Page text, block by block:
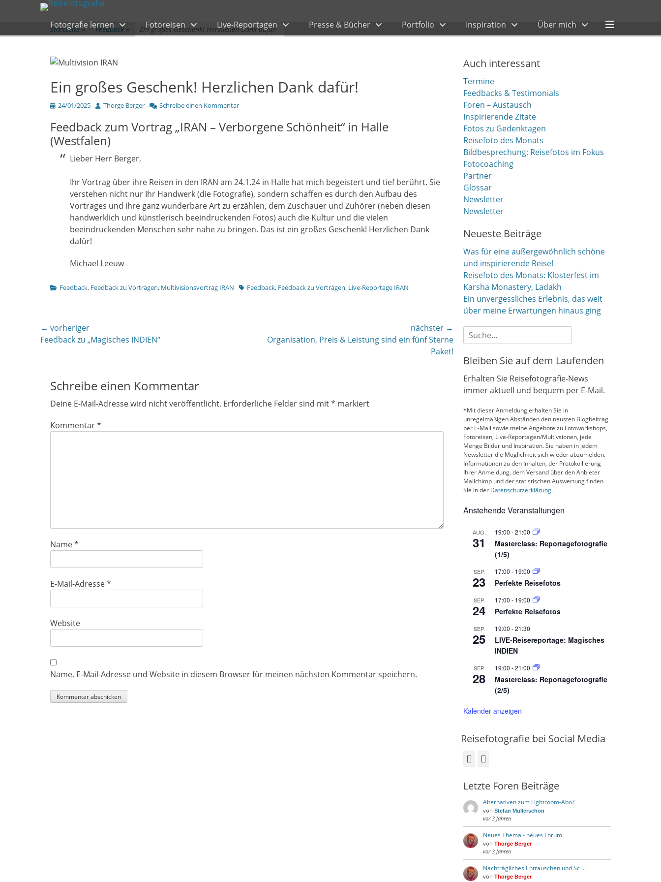
zum
überspringen
Primärmenü
Fotografie lernen Fotoreisen Live-Reportagen Presse & Bücher Portfolio Inspiration Über mich
Header
Toggle
Startseite » Feedback » Ein großes Geschenk! Herzlichen Dank dafür!
Ein großes Geschenk! Herzlichen Dank dafür!
Veröffentlicht
24/01/2025 Author
Thorge Berger Schreibe einen Kommentar
Feedback zum Vortrag „IRAN – Verborgene Schönheit“ in Halle
(Westfalen)
Lieber Herr Berger,
Ihr Vortrag über ihre Reisen in den IRAN am 24.1.24 in Halle hat mich begeistert und tief berührt. Sie
verstehen nicht nur Ihr Handwerk (die Fotografie), sondern schaffen es durch den Aufbau des
Vortrages und ihre ganz wunderbare Art zu erzählen, dem Zuschauer und Zuhörer (neben diesen
handwerklich und künstlerisch beeindruckenden Fotos) auch die Kultur und die vielen
beeindruckenden Menschen sehr nahe zu bringen. Das ist ein großes Geschenk! Herzlichen Dank
dafür!
Michael Leeuw
Kategorien
Feedback, Feedback zu Vorträgen, Multivisionsvortrag IRAN TagsFeedback, Feedback zu Vorträgen, Live-Reportage IRAN
Beitragsnavigation
← vorheriger
Vorheriger
Feedback zu „Magisches INDIEN“
nächster →
nächsterOrganisation, Preis & Leistung sind ein fünf Sterne
Paket!
Schreibe einen Kommentar
Deine E-Mail-Adresse wird nicht veröffentlicht. Erforderliche Felder sind mit* markiert
Kommentar*
Name*
E-Mail-Adresse*
Website
Name, E-Mail-Adresse und Website in diesem Browser für meinen nächsten Kommentar speichern.
Auch interessant
Termine
Feedbacks & Testimonials
Foren – Austausch
Inspirierende Zitate
Fotos zu Gedenktagen
Reisefoto des Monats
Bildbesprechung: Reisefotos im Fokus
Fotocoaching
Partner
Glossar
Newsletter
Newsletter
Neueste Beiträge
Was für eine außergewöhnlich schöne
und inspirierende Reise!
Reisefoto des Monats: Klosterfest im
Karsha Monastery, Ladakh
Ein unvergessliches Erlebnis, das weit
über meine Erwartungen hinaus ging
Suche
nach:
Bleiben Sie auf dem Laufenden
Erhalten Sie Reisefotografie-News
immer aktuell und bequem per E-Mail.
*Mit dieser Anmeldung erhalten Sie in
unregelmäßigen Abständen den neusten Blogbeitrag
per E-Mail sowie meine Angebote zu Fotoworkshops,
Fotoreisen, Live-Reportagen/Multivsionen, jede
Menge Bilder und Inspiration. Sie haben in jedem
Newsletter die Möglichkeit sich wieder abzumelden.
Informationen zu den Inhalten, der Protokollierung
Ihrer Anmeldung, dem Versand über den Anbieter
Mailchimp und der statistischen Auswertung finden
Sie in der Datenschutzerklärung.
Anstehende Veranstaltungen
AUG.
31
19:00 -21:00
Masterclass: Reportagefotografie
(1/5)
SEP.
23
17:00 - 19:00
Perfekte Reisefotos
SEP.
24
17:00 - 19:00
Perfekte Reisefotos
SEP.
25
19:00 -21:30
LIVE-Reisereportage: Magisches
INDIEN
SEP.
28
19:00 -21:00
Masterclass: Reportagefotografie
(2/5)
Kalender anzeigen
Reisefotografie bei Social Media
Facebook
Letzte Foren Beiträge
Alternativen zum Lightroom-Abo?
von Stefan Müllerschön
vor 3 Jahren
Neues Thema - neues Forum
von Thorge Berger
vor 3 Jahren
Nachträgliches Entrauschen und Sc …
von Thorge Berger